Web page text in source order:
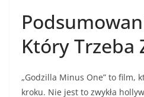
Który Trzeba
„Godzilla Minus One” to film,
kroku. Nie jest to zwykła